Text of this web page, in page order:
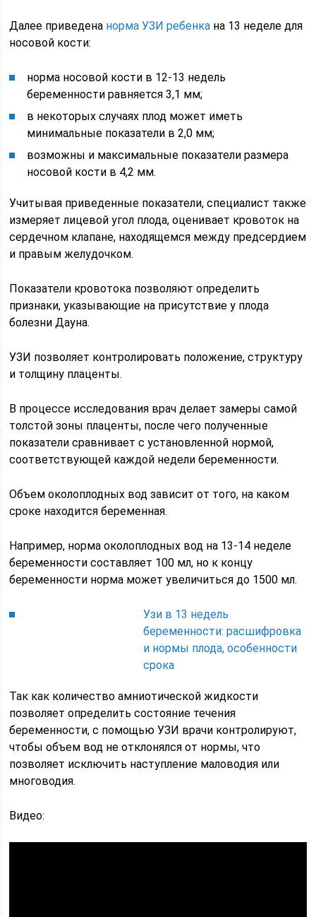
Далее приведена норма УЗИ ребенка на 13 неделе для
носовой кости:
норма носовой кости в 12-13 недель
беременности равняется 3,1 мм;
в некоторых случаях плод может иметь
минимальные показатели в 2,0 мм;
возможны и максимальные показатели размера
носовой кости в 4,2 мм.
Учитывая приведенные показатели, специалист также
измеряет лицевой угол плода, оценивает кровоток на
сердечном клапане, находящемся между предсердием
и правым желудочком.
Показатели кровотока позволяют определить
признаки, указывающие на присутствие у плода
болезни Дауна.
УЗИ позволяет контролировать положение, структуру
и толщину плаценты.
В процессе исследования врач делает замеры самой
толстой зоны плаценты, после чего полученные
показатели сравнивает с установленной нормой,
соответствующей каждой недели беременности.
Объем околоплодных вод зависит от того, на каком
сроке находится беременная.
Например, норма околоплодных вод на 13-14 неделе
беременности составляет 100 мл, но к концу
беременности норма может увеличиться до 1500 мл.
Узи в 13 недель
беременности: расшифровка
и нормы плода, особенности
срока
Так как количество амниотической жидкости
позволяет определить состояние течения
беременности, с помощью УЗИ врачи контролируют,
чтобы объем вод не отклонялся от нормы, что
позволяет исключить наступление маловодия или
многоводия.
Видео: